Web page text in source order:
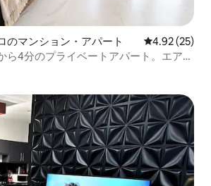
のマンション・アパート レビュー25
4.92 (25)
ら4分のプライベートアパート。エアコ